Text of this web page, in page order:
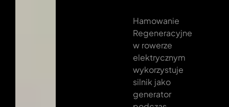
Hamowanie
Regeneracyjne
w rowerze
elektrycznym
wykorzystuje
silnik jako
generator